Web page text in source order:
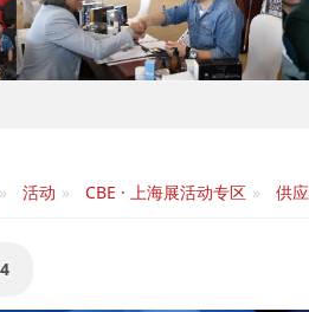
活动 CBE · 上海展活动专区 供